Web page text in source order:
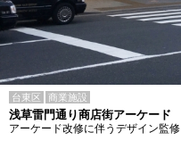
台東区 商業施設
浅草雷門通り商店街アーケード
アーケード改修に伴うデザイン監修